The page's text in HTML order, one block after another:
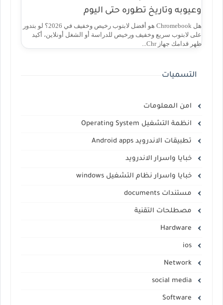
وعيوبه وتاريخ تطوره حتى اليوم
هل Chromebook هو أفضل لابتوب رخيص وخفيف في 2026؟ لو بتدور
على لابتوب سريع وخفيف ورخيص للدراسة أو الشغل أونلاين، أكيد
ظهر قدامك جهاز Chr...
التسميات
امن المعلومات
انظمة التشغيل Operating System
تطبيقات الاندرويد Android apps
خبايا واسرار الاندرويد
خبايا واسرار نظام التشغيل windows
مستندات documents
مصطلحات التقنية
ios
Network
social media